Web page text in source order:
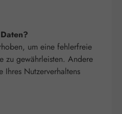
um eine fehlerfreie
zu gewährleisten. Andere
Ihres Nutzerverhaltens